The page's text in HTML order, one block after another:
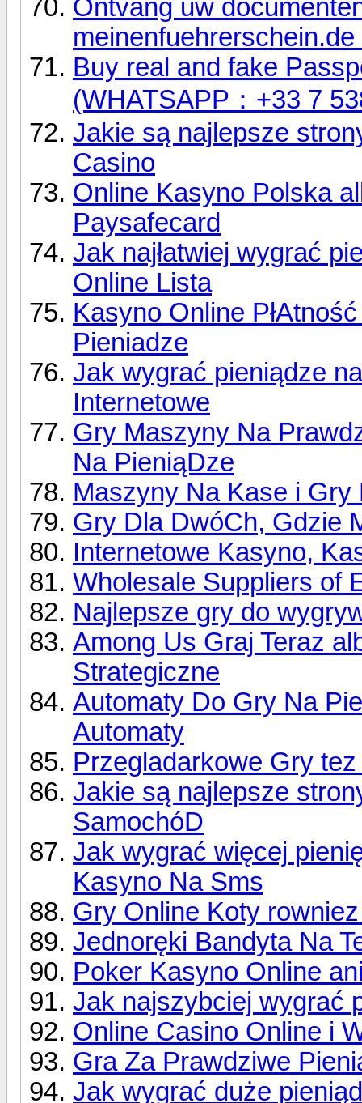
Ontvang uw
Buy real and fake
(WHATSAPP：+33 7
Jakie są najlepsze
Casino
Online Kasyno Polska
Paysafecard
Jak najłatwiej wygrać
Online Lista
Kasyno Online
Pieniadze
Jak wygrać pieniądze
Internetowe
Gry Maszyny Na
Na PieniąDze
Maszyny Na Kase i
Gry Dla DwóCh, Gdzie
Internetowe Kasyno,
Wholesale Suppliers of
Najlepsze gry do
Among Us Graj Teraz
Strategiczne
Automaty Do Gry Na
Automaty
Przegladarkowe Gry
Jakie są najlepsze
SamochóD
Jak wygrać więcej
Kasyno Na Sms
Gry Online Koty
Jednoręki Bandyta Na
Poker Kasyno Online
Jak najszybciej wygrać
Online Casino Online i
Gra Za Prawdziwe
Jak wygrać duże